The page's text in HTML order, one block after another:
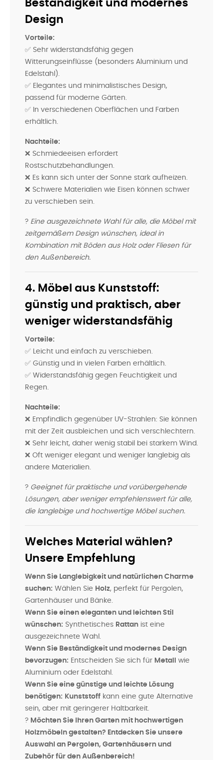
Beständigkeit und modernes
Design
Vorteile:
✅ Sehr widerstandsfähig gegen
Witterungseinflüsse (besonders Aluminium und
Edelstahl).
✅ Elegantes und minimalistisches Design,
passend für moderne Gärten.
✅ In verschiedenen Oberflächen und Farben
erhältlich.
Nachteile:
❌ Schmiedeeisen erfordert
Rostschutzbehandlungen.
❌ Es kann sich unter der Sonne stark aufheizen.
❌ Schwere Materialien wie Eisen können schwer
zu verschieben sein.
? Eine ausgezeichnete Wahl für alle, die Möbel mit
zeitgemäßem Design wünschen, ideal in
Kombination mit Böden aus Holz oder Fliesen für
den Außenbereich.
4. Möbel aus Kunststoff:
günstig und praktisch, aber
weniger widerstandsfähig
Vorteile:
✅ Leicht und einfach zu verschieben.
✅ Günstig und in vielen Farben erhältlich.
✅ Widerstandsfähig gegen Feuchtigkeit und
Regen.
Nachteile:
❌ Empfindlich gegenüber UV-Strahlen: Sie können
mit der Zeit ausbleichen und sich verschlechtern.
❌ Sehr leicht, daher wenig stabil bei starkem Wind.
❌ Oft weniger elegant und weniger langlebig als
andere Materialien.
? Geeignet für praktische und vorübergehende
Lösungen, aber weniger empfehlenswert für alle,
die langlebige und hochwertige Möbel suchen.
Welches Material wählen?
Unsere Empfehlung
Wenn Sie Langlebigkeit und natürlichen Charme
suchen: Wählen Sie Holz, perfekt für Pergolen,
Gartenhäuser und Bänke.
Wenn Sie einen eleganten und leichten Stil
wünschen: Synthetisches Rattan ist eine
ausgezeichnete Wahl.
Wenn Sie Beständigkeit und modernes Design
bevorzugen: Entscheiden Sie sich für Metall
wie
Aluminium oder Edelstahl.
Wenn Sie eine günstige und leichte Lösung
benötigen: Kunststoff kann eine gute Alternative
sein, aber mit geringerer Haltbarkeit.
? Möchten Sie Ihren Garten mit hochwertigen
Holzmöbeln gestalten? Entdecken Sie unsere
Auswahl an Pergolen, Gartenhäusern und
Zubehör für den Außenbereich!